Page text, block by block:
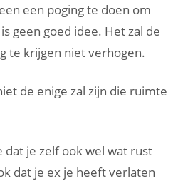
een poging te doen om
geen goed idee. Het zal de
te krijgen niet verhogen.
de enige zal zijn die ruimte
dat je zelf ook wel wat rust
dat je ex je heeft verlaten